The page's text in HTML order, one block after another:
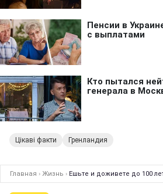
Цікаві факти Гренландия
Главная › Жизнь › Ешьте и доживете до 100